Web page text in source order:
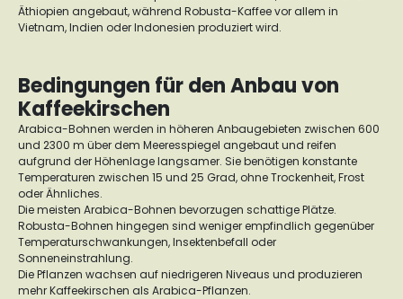
Äthiopien angebaut, während Robusta-Kaffee vor allem in
Vietnam, Indien oder Indonesien produziert wird.
Bedingungen für den Anbau von
Kaffeekirschen
Arabica-Bohnen werden in höheren Anbaugebieten zwischen 600
und 2300 m über dem Meeresspiegel angebaut und reifen
aufgrund der Höhenlage langsamer. Sie benötigen konstante
Temperaturen zwischen 15 und 25 Grad, ohne Trockenheit, Frost
oder Ähnliches.
Die meisten Arabica-Bohnen bevorzugen schattige Plätze.
Robusta-Bohnen hingegen sind weniger empfindlich gegenüber
Temperaturschwankungen, Insektenbefall oder
Sonneneinstrahlung.
Die Pflanzen wachsen auf niedrigeren Niveaus und produzieren
mehr Kaffeekirschen als Arabica-Pflanzen.